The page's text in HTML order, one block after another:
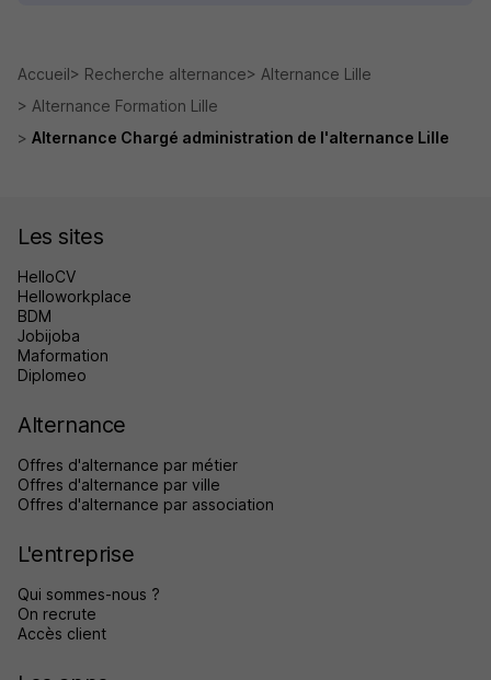
Accueil Recherche alternance
Alternance Lille
Alternance Formation Lille
Alternance Chargé administration de l'alternance Lille
Les sites
HelloCV
Helloworkplace
BDM
Jobijoba
Maformation
Diplomeo
Alternance
Offres d'alternance par métier
Offres d'alternance par ville
Offres d'alternance par association
L'entreprise
Qui sommes-nous ?
On recrute
Accès client